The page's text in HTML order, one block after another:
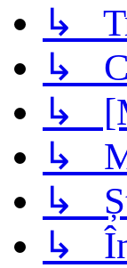
↳
↳
↳
↳
↳
↳